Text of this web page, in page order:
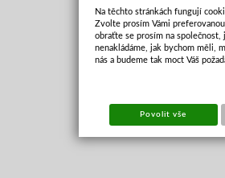
Na těchto stránkách fungují
Zvolte prosím Vámi
obraťte se prosím na společnost,
nenakládáme, jak bychom měli,
nás a budeme tak moct Váš
Povolit vše